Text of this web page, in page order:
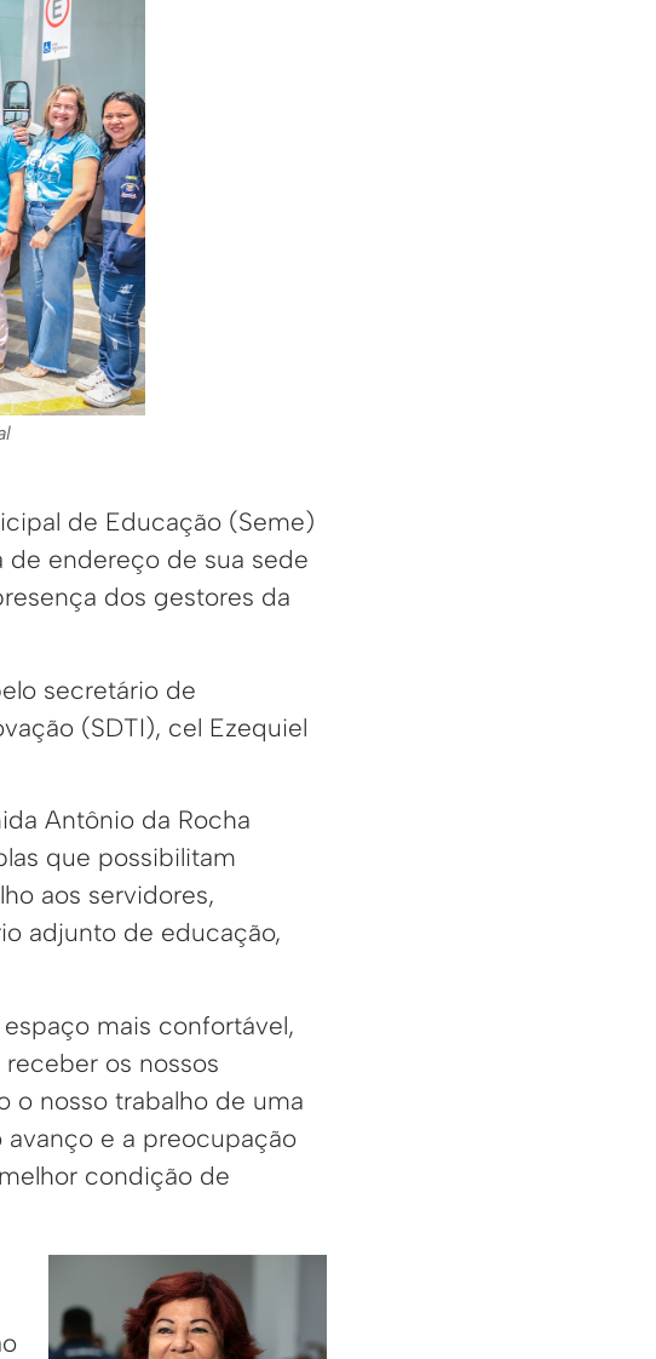
de Educação (Seme)
endereço de sua sede
dos gestores da
secretário de
(SDTI), cel Ezequiel
Antônio da Rocha
que possibilitam
aos servidores,
adjunto de educação,
mais confortável,
os nossos
o nosso trabalho de uma
e a preocupação
condição de